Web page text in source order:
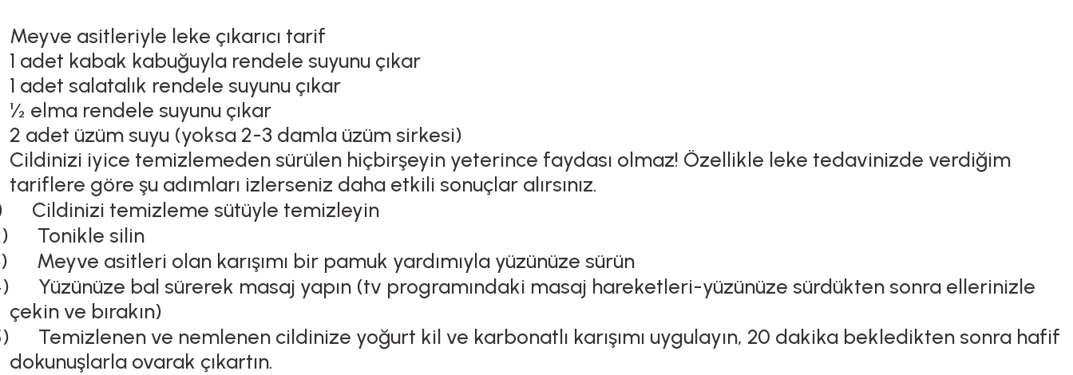
Meyve asitleriyle leke çıkarıcı tarif
1 adet kabak kabuğuyla rendele suyunu çıkar
1 adet salatalık rendele suyunu çıkar
½ elma rendele suyunu çıkar
2 adet üzüm suyu (yoksa 2-3 damla üzüm sirkesi)
Cildinizi iyice temizlemeden sürülen hiçbirşeyin yeterince faydası olmaz! Özellikle leke tedavinizde verdiğim
tariflere göre şu adımları izlerseniz daha etkili sonuçlar alırsınız.
Cildinizi temizleme sütüyle temizleyin
Tonikle silin
Meyve asitleri olan karışımı bir pamuk yardımıyla yüzünüze sürün
Yüzünüze bal sürerek masaj yapın (tv programındaki masaj hareketleri-yüzünüze sürdükten sonra ellerinizle
çekin ve bırakın)
Temizlenen ve nemlenen cildinize yoğurt kil ve karbonatlı karışımı uygulayın, 20 dakika bekledikten sonra hafif
dokunuşlarla ovarak çıkartın.